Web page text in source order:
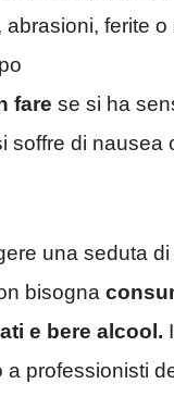
abrasioni, ferite
fare se si ha
soffre di nausea
una seduta
bisogna
e bere alcool.
a professionisti